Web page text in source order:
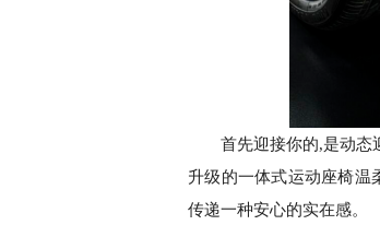
首先迎接你的,是动态
升级的一体式运动座椅温
传递一种安心的实在感。